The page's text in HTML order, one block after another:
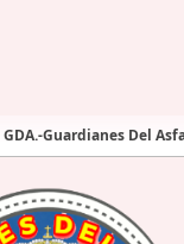
GDA.-Guardianes Del